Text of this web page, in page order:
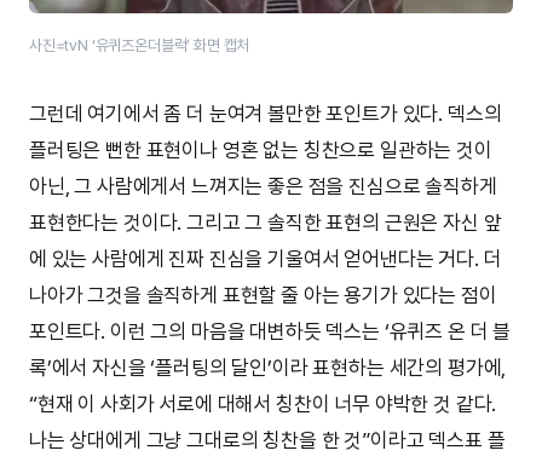
사진=tvN ‘유퀴즈온더블럭’​ 화면 캡처
그런데 여기에서 좀 더 눈여겨 볼만한 포인트가 있다. 덱스의
플러팅은 뻔한 표현이나 영혼 없는 칭찬으로 일관하는 것이
아닌, 그 사람에게서 느껴지는 좋은 점을 진심으로 솔직하게
표현한다는 것이다. 그리고 그 솔직한 표현의 근원은 자신 앞
에 있는 사람에게 진짜 진심을 기울여서 얻어낸다는 거다. 더
나아가 그것을 솔직하게 표현할 줄 아는 용기가 있다는 점이
포인트다. 이런 그의 마음을 대변하듯 덱스는 ‘유퀴즈 온 더 블
록’에서 자신을 ‘플러팅의 달인’이라 표현하는 세간의 평가에,
“현재 이 사회가 서로에 대해서 칭찬이 너무 야박한 것 같다.
나는 상대에게 그냥 그대로의 칭찬을 한 것”이라고 덱스표 플